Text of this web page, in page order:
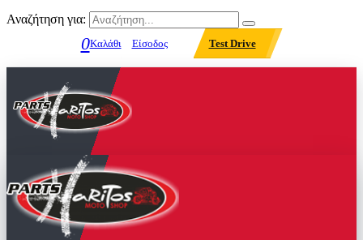
Αναζήτηση για:
0Καλάθι Είσοδος Test Drive